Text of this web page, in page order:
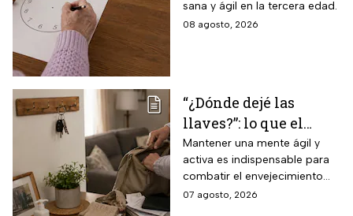
la percepción motora
y la capacidad de
sana y ágil en la tercera edad.
08 agosto, 2026
“¿Dónde dejé las
llaves?”: lo que el
INAPAM advierte
sobre los 3 olvidos
comunes que no
debes ignorar en la
Mantener una mente ágil y
activa es indispensable para
combatir el envejecimiento
natural del cerebro.
07 agosto, 2026